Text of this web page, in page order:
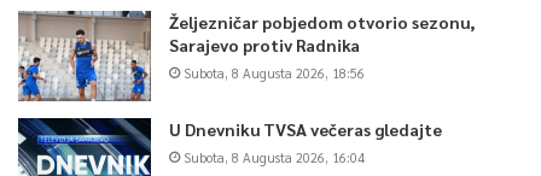
Željezničar pobjedom otvorio sezonu,
Sarajevo protiv Radnika
Subota, 8 Augusta 2026, 18:56
U Dnevniku TVSA večeras gledajte
Subota, 8 Augusta 2026, 16:04